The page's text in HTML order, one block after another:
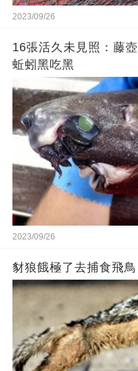
2023/09/26
16張活久未見照：藤
蚯蚓黑吃黑
2023/09/26
豺狼餓極了去捕食飛